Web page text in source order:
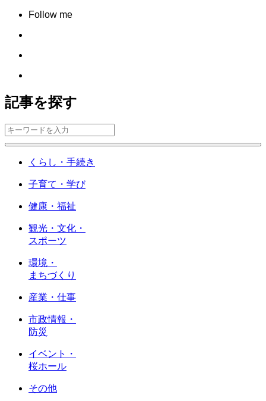
Follow me
記事を探す
くらし・手続き
子育て・学び
健康・福祉
観光・文化・
スポーツ
環境・
まちづくり
産業・仕事
市政情報・
防災
イベント・
桜ホール
その他